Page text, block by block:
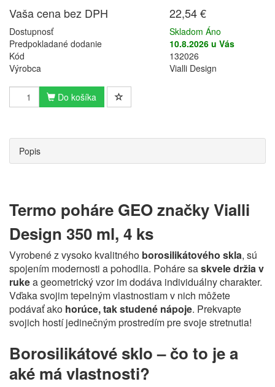
Vaša cena bez DPH
22,54 €
Dostupnosť
Skladom Áno
Predpokladané dodanie
10.8.2026 u Vás
Kód
132026
Výrobca
Vialli Design
Do košíka
Popis
Termo poháre GEO značky Vialli
Design 350 ml, 4 ks
Vyrobené z vysoko kvalitného borosilikátového skla, sú
spojením modernosti a pohodlia. Poháre saskvele držia v
rukea geometrický vzor im dodáva individuálny charakter.
Vďaka svojim tepelným vlastnostiam v nich môžete
podávať ako horúce, tak studené nápoje. Prekvapte
svojich hostí jedinečným prostredím pre svoje stretnutia!
Borosilikátové sklo – čo to je a
aké má vlastnosti?